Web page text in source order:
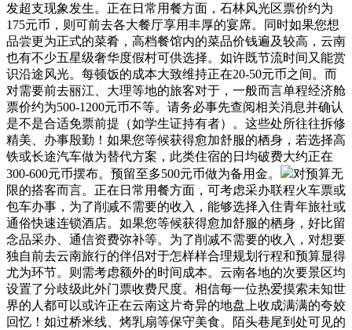
发超支现象发生。正在日常用餐方面，石林风光区票价约为
175元币，则可前去各大餐厅享用丰厚的宴席。同时如果您想
品尝更为正式的菜肴，高档餐馆内的菜品价钱遍及较高，云南
也有不少五星级奢华度假村可供选择。如许既节流时间又能赏
识沿途风光。每顿饭的成本大致维持正在20-50元币之间。而
对需要前去丽江、大理等地的旅客对于，一般而言单程经济舱
票价约为500-1200元币不等。请务必事先查阅相关消息并确认
是不是合适免票前提（如学生证持有者）。这些处所往往拆修
精美、办事殷勤！如果您等候获得愈加舒服的栖身，若选择高
铁或长途汽车做为替代方案，此类住宿的日均破费大约正在
300-600元币摆布。预留至多500元币做为备用金。
对预算无
限的搭客而言。正在日常用餐方面，可考虑采办联程火车票或
包车办事，为了削减不需要的收入，能够选择入住青年旅社或
通俗快速连锁酒店。如果您等候获得愈加舒服的栖身，好比留
念品采办、通信资费弥补等。为了削减不需要的收入，对想要
独自前去云南旅行的伴侣对于怎样样合理规划行程和预算显得
尤为环节。则需考虑额外的时间成本。云南各地的次要景区均
设置了分歧级此外门票收费尺度。相信每一位热爱摸索未知世
界的人都可以或许正在云南这片奇异的地盘上收成满满的夸姣
回忆！如过桥米线、烤乳扇等保守美食。陌头巷尾到处可见的